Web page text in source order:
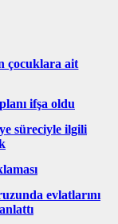
çocuklara ait
ifşa oldu
süreciyle ilgili
evlatlarını